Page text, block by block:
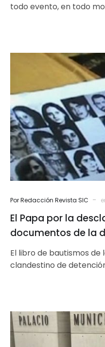
todo evento, en todo
Por Redacción Revista SIC -
El Papa por la
documentos de la
y Uruguay
El libro de bautismos de
clandestino de